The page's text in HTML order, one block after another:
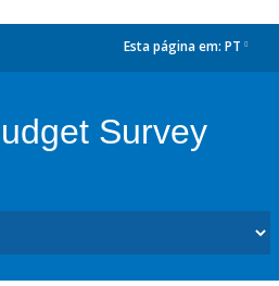
Esta página em: PT
Survey